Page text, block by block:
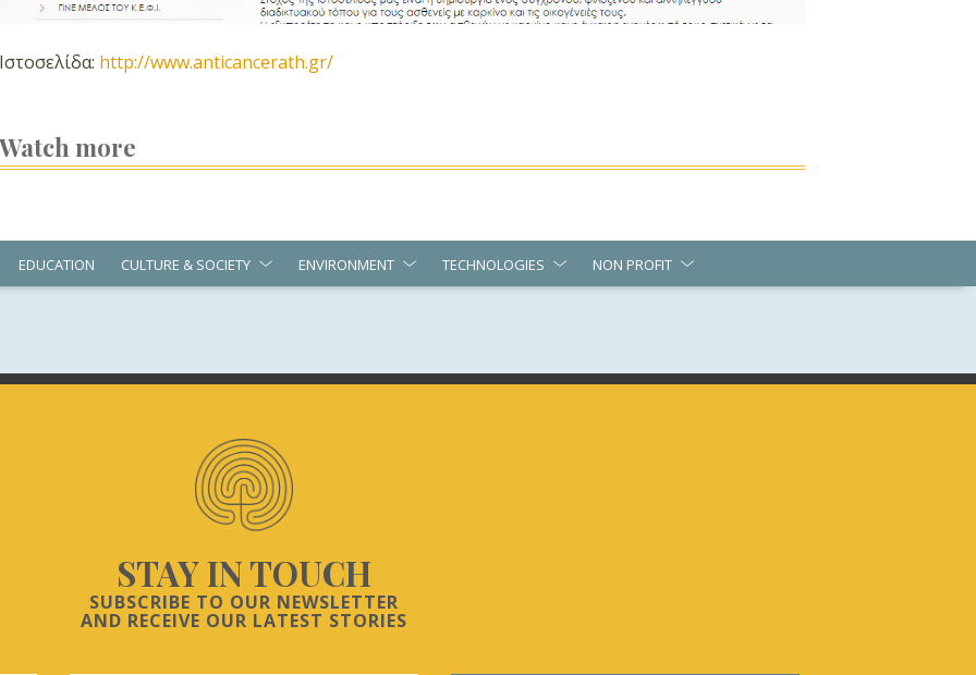
Ιστοσελίδα: http://www.anticancerath.gr/
Watch more
EDUCATION CULTURE & SOCIETY ENVIRONMENT TECHNOLOGIES NON PROFIT
STAY IN TOUCH
SUBSCRIBE TO OUR NEWSLETTER
AND RECEIVE OUR LATEST STORIES